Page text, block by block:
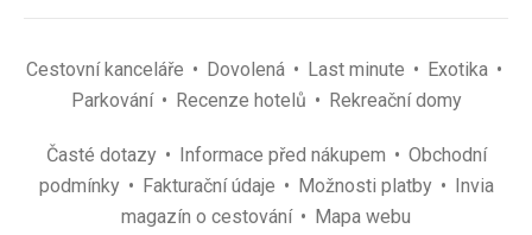
Cestovní kanceláře Dovolená Last minute
Exotika
Parkování
Recenze hotelů Rekreační domy
Časté dotazy Informace před nákupem
Obchodní
podmínky
Fakturační údaje Možnosti platby
Invia
magazín o cestování
Mapa webu